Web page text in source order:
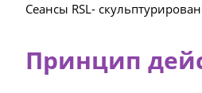
Сеансы RSL-
Принцип